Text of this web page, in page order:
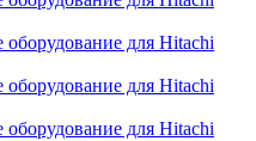
оборудование для Hitachi
оборудование для Hitachi
оборудование для Hitachi